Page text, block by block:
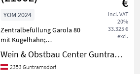
incl. VAT
20%
33.325 €
excl.
YOM 2024
Zentralbefüllung Garola 80
mit Kugelhahn;
Reinigungsöffnung DN 100;
Integrierte Druckluft
(Becker Kompressor Modell
Wein & Obstbau Center Guntramsdorf
2353 Guntramsdorf